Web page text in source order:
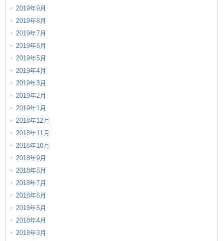
2019年9月
2019年8月
2019年7月
2019年6月
2019年5月
2019年4月
2019年3月
2019年2月
2019年1月
2018年12月
2018年11月
2018年10月
2018年9月
2018年8月
2018年7月
2018年6月
2018年5月
2018年4月
2018年3月